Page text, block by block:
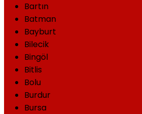
Bartın
Batman
Bayburt
Bilecik
Bingöl
Bitlis
Bolu
Burdur
Bursa